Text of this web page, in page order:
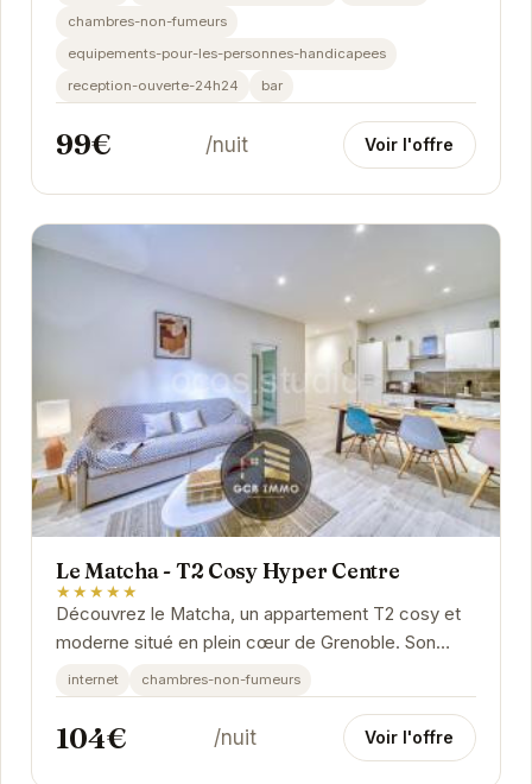
chambres-non-fumeurs
equipements-pour-les-personnes-handicapees
reception-ouverte-24h24
bar
99€ /nuit Voir l'offre
Le Matcha - T2 Cosy Hyper Centre
★★★★★
Découvrez le Matcha, un appartement T2 cosy et
moderne situé en plein cœur de Grenoble. Son
emplacement privilégié vous permettra de
profiter...
internet chambres-non-fumeurs
104€ /nuit Voir l'offre